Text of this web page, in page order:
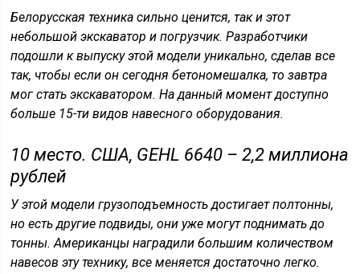
Белорусская техника сильно ценится, так и этот
небольшой экскаватор и погрузчик. Разработчики
подошли к выпуску этой модели уникально, сделав все
так, чтобы если он сегодня бетономешалка, то завтра
мог стать экскаватором. На данный момент доступно
больше 15-ти видов навесного оборудования.
10 место. США, GEHL 6640 – 2,2 миллиона
рублей
У этой модели грузоподъемность достигает полтонны,
но есть другие подвиды, они уже могут поднимать до
тонны. Американцы наградили большим количеством
навесов эту технику, все меняется достаточно легко.